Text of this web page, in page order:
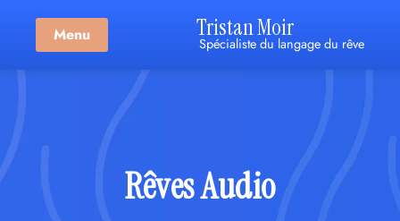
Menu Tristan Moir
Spécialiste du langage du rêve
Rêves Audio